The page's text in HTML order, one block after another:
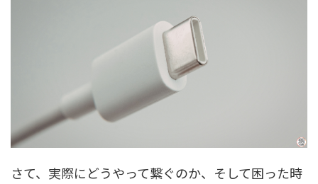
さて、実際にどうやって繋ぐのか、そして困った時